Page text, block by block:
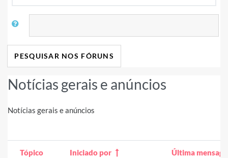
Pesquisar
PESQUISAR NOS FÓRUNS
Notícias gerais e anúncios
Notícias gerais e anúncios
Tópico Iniciado por Última